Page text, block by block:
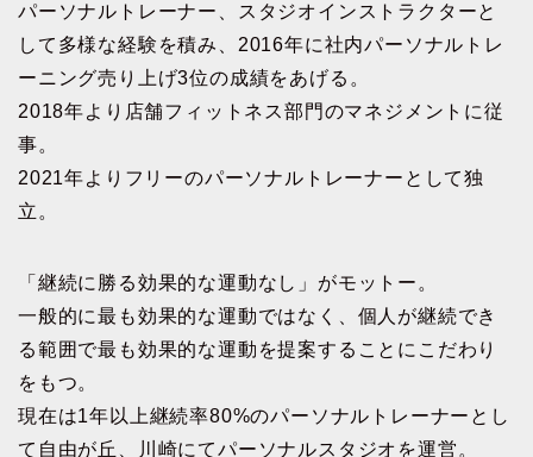
パーソナルトレーナー、スタジオインストラクターと
して多様な経験を積み、2016年に社内パーソナルトレ
ーニング売り上げ3位の成績をあげる。
2018年より店舗フィットネス部門のマネジメントに従
事。
2021年よりフリーのパーソナルトレーナーとして独
立。
「継続に勝る効果的な運動なし」がモットー。
一般的に最も効果的な運動ではなく、個人が継続でき
る範囲で最も効果的な運動を提案することにこだわり
をもつ。
現在は1年以上継続率80%のパーソナルトレーナーとし
て自由が丘、川崎にてパーソナルスタジオを運営。